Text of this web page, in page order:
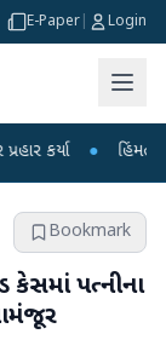
E-Paper Login
● હિંમતનગરમાં
Bookmark
કેસમાં પત્નીના